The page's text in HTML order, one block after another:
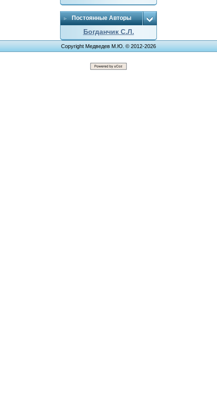
Постоянные Авторы
Богданчик С.Л.
Copyright Медведев М.Ю. © 2012-2026